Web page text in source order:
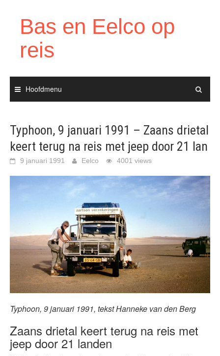
Bas en Eelco op
reis
Hoofdmenu
Typhoon, 9 januari 1991 – Zaans drietal
keert terug na reis met jeep door 21 lan
9 januari 1991 Eelco 4001 views
Typhoon, 9 januari 1991, tekst Hanneke van den Berg
Zaans drietal keert terug na reis met
jeep door 21 landen